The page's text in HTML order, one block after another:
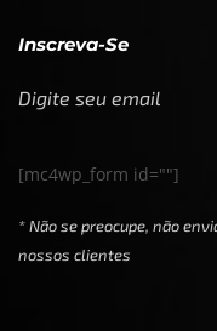
Inscreva-Se
Digite seu email
[mc4wp_form id=""]
* Não se preocupe, não
nossos clientes